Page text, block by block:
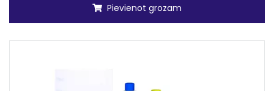
Pievienot grozam